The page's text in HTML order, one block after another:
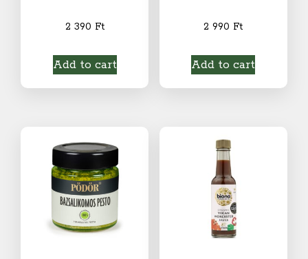
2 390 Ft
Add to cart
2 990 Ft
Add to cart